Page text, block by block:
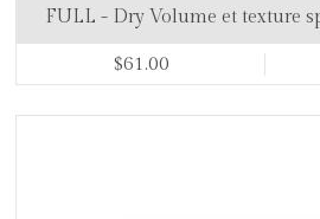
FULL - Dry Volume et texture
$61.00